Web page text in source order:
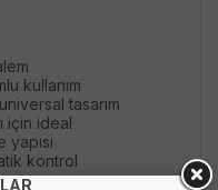
kullanım
tasarım
için ideal
kontrol